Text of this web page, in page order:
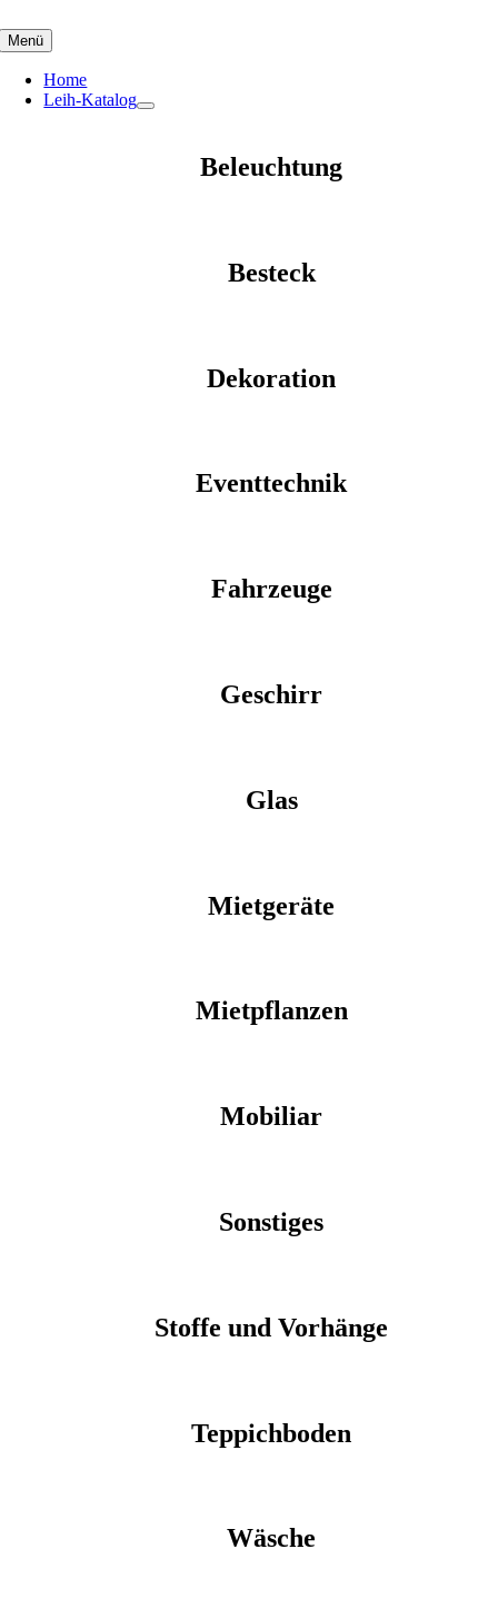
to
content
Menü
Home
Leih-Katalog
Beleuchtung
Besteck
Dekoration
Eventtechnik
Fahrzeuge
Geschirr
Glas
Mietgeräte
Mietpflanzen
Mobiliar
Sonstiges
Stoffe und Vorhänge
Teppichboden
Wäsche